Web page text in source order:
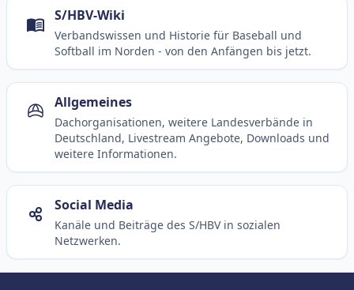
S/HBV-Wiki
Verbandswissen und Historie für Baseball und
Softball im Norden - von den Anfängen bis jetzt.
Allgemeines
Dachorganisationen, weitere Landesverbände in
Deutschland, Livestream Angebote, Downloads und
weitere Informationen.
Social Media
Kanäle und Beiträge des S/HBV in sozialen
Netzwerken.